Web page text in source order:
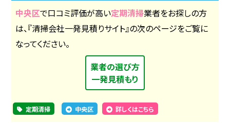
中央区で口コミ評価が高い定期清掃業者をお探しの方
は、『清掃会社一発見積りサイト』の次のページをご覧に
なってください。
業者の選び方
一発見積もり
定期清掃 中央区 詳しくはこちら